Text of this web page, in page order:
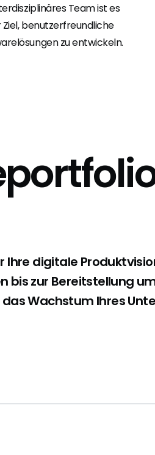
Team ist es
Ziel, benutzerfreundliche
zu entwickeln.
digitale
bis zur Bereitstellung
Wachstum Ihres